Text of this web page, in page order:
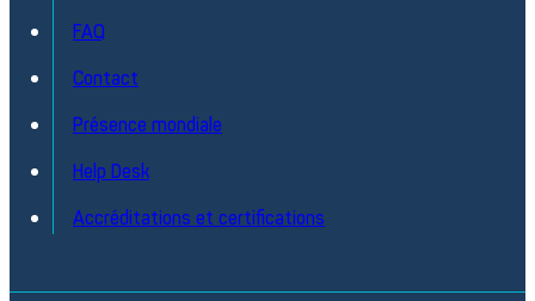
FAQ
Contact
Présence mondiale
Help Desk
Accréditations et certifications